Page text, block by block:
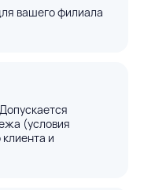
вашего филиала
(условия
и